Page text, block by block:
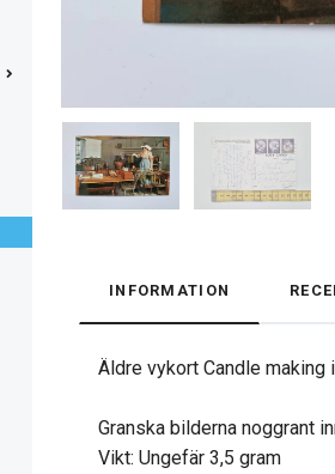
INFORMATION
Äldre vykort Candle making
Granska bilderna noggrant
Vikt: Ungefär 3,5 gram